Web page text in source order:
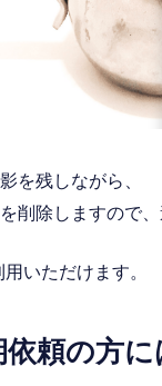
を残しながら、
削除しますので
いただけます。
頼の方